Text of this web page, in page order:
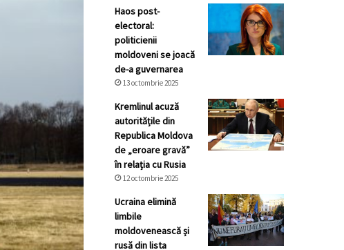
Haos post-
electoral:
politicienii
moldoveni se joacă
de-a guvernarea
13 octombrie 2025
Kremlinul acuză
autoritățile din
Republica Moldova
de „eroare gravă”
în relația cu Rusia
12 octombrie 2025
Ucraina elimină
limbile
moldovenească și
rusă din lista